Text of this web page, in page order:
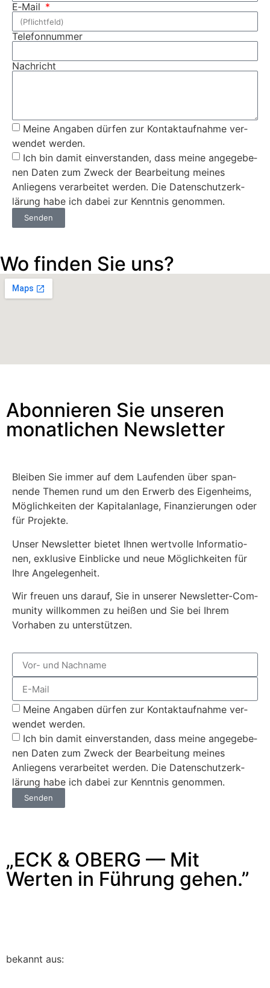
E‑Mail
Tele­fon­num­mer
Nachricht
Meine Angaben dür­fen zur Kon­tak­tauf­nahme ver­
wen­det wer­den.
Ich bin damit ein­ver­standen, dass meine angegebe­
nen Dat­en zum Zweck der Bear­beitung meines
Anliegens ver­ar­beit­et wer­den. Die Daten­schutzerk­
lärung habe ich dabei zur Ken­nt­nis genom­men.
Senden
Wo finden Sie uns?
Abonnieren Sie unseren
monatlichen Newsletter
Bleiben Sie immer auf dem Laufend­en über span­
nende The­men rund um den Erwerb des Eigen­heims,
Möglichkeit­en der Kap­i­ta­lan­lage, Finanzierun­gen oder
für Pro­jek­te.
Unser Newslet­ter bietet Ihnen wertvolle Infor­ma­tio­
nen, exk­lu­sive Ein­blicke und neue Möglichkeit­en für
Ihre Angele­gen­heit.
Wir freuen uns darauf, Sie in unser­er Newslet­ter-Com­
mu­ni­ty willkom­men zu heißen und Sie bei Ihrem
Vorhaben zu unter­stützen.
Meine Angaben dür­fen zur Kon­tak­tauf­nahme ver­
wen­det wer­den.
Ich bin damit ein­ver­standen, dass meine angegebe­
nen Dat­en zum Zweck der Bear­beitung meines
Anliegens ver­ar­beit­et wer­den. Die Daten­schutzerk­
lärung habe ich dabei zur Ken­nt­nis genom­men.
Senden
„ECK & OBERG — Mit
Werten in Führung gehen.”
bekan­nt aus: